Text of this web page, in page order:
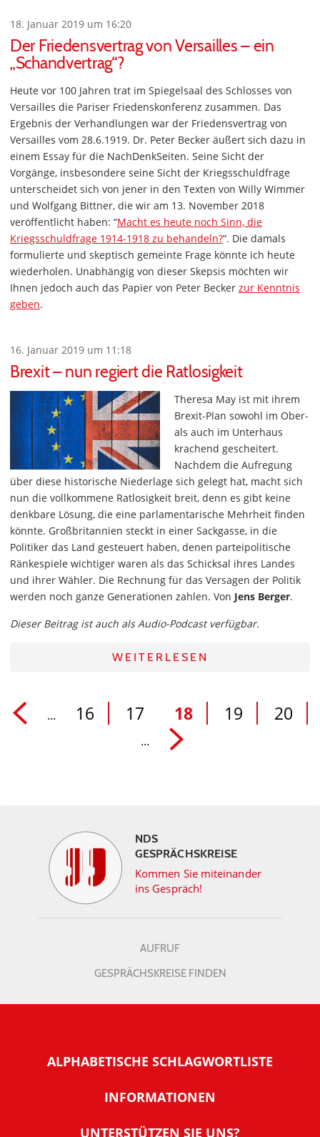
18. Januar 2019 um 16:20
Der Friedensvertrag von Versailles – ein
„Schandvertrag“?
Heute vor 100 Jahren trat im Spiegelsaal des Schlosses von
Versailles die Pariser Friedenskonferenz zusammen. Das
Ergebnis der Verhandlungen war der Friedensvertrag von
Versailles vom 28.6.1919. Dr. Peter Becker äußert sich dazu in
einem Essay für die NachDenkSeiten. Seine Sicht der
Vorgänge, insbesondere seine Sicht der Kriegsschuldfrage
unterscheidet sich von jener in den Texten von Willy Wimmer
und Wolfgang Bittner, die wir am 13. November 2018
veröffentlicht haben: “Macht es heute noch Sinn, die
Kriegsschuldfrage 1914-1918 zu behandeln?“. Die damals
formulierte und skeptisch gemeinte Frage könnte ich heute
wiederholen. Unabhängig von dieser Skepsis möchten wir
Ihnen jedoch auch das Papier von Peter Becker zur Kenntnis
geben.
16. Januar 2019 um 11:18
Brexit – nun regiert die Ratlosigkeit
Theresa May ist mit ihrem
Brexit-Plan sowohl im Ober-
als auch im Unterhaus
krachend gescheitert.
Nachdem die Aufregung
über diese historische Niederlage sich gelegt hat, macht sich
nun die vollkommene Ratlosigkeit breit, denn es gibt keine
denkbare Lösung, die eine parlamentarische Mehrheit finden
könnte. Großbritannien steckt in einer Sackgasse, in die
Politiker das Land gesteuert haben, denen parteipolitische
Ränkespiele wichtiger waren als das Schicksal ihres Landes
und ihrer Wähler. Die Rechnung für das Versagen der Politik
werden noch ganze Generationen zahlen. Von Jens Berger.
Dieser Beitrag ist auch als Audio-Podcast verfügbar.
WEITERLESEN
... 16 17 18 19 20
...
NDS
GESPRÄCHSKREISE
Kommen Sie miteinander
ins Gespräch!
AUFRUF
GESPRÄCHSKREISE FINDEN
ALPHABETISCHE SCHLAGWORTLISTE
INFORMATIONEN
Warum NachDenkSeiten
UNTERSTÜTZEN SIE UNS?